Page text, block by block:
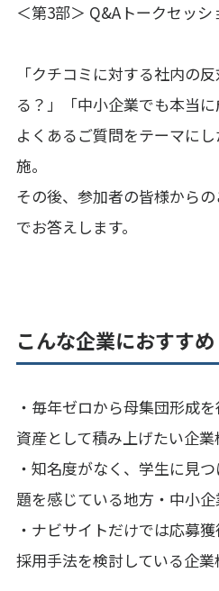
＜第3部＞ Q&Aトークセッシ
「クチコミに対する社内の
る？」「中小企業でも本当に
よくあるご質問をテーマに
施。
その後、参加者の皆様から
でお答えします。
こんな企業におすすめ
・毎年ゼロから母集団形成
資産として積み上げたい企業
・知名度がなく、学生に見
題を感じている地方・中小
・ナビサイトだけでは応募
採用手法を検討している企業